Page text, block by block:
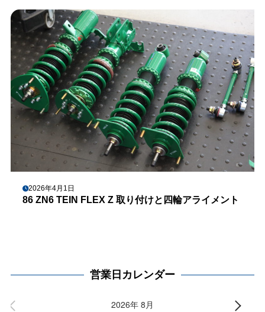
2026年4月1日
86 ZN6 TEIN FLEX Z 取り付けと四輪アライメント
営業日カレンダー
2026年 8月